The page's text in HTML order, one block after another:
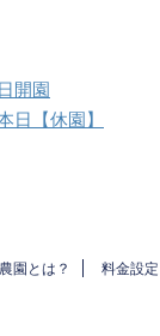
開園
【休園】
園とは？ 料金設定